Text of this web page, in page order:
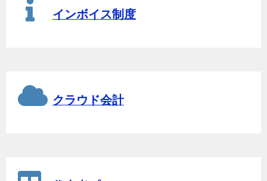
インボイス制度
クラウド会計